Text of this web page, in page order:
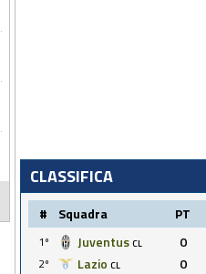
CLASSIFICA
# Squadra PT
1º Juventus CL 0
2º
Lazio CL 0